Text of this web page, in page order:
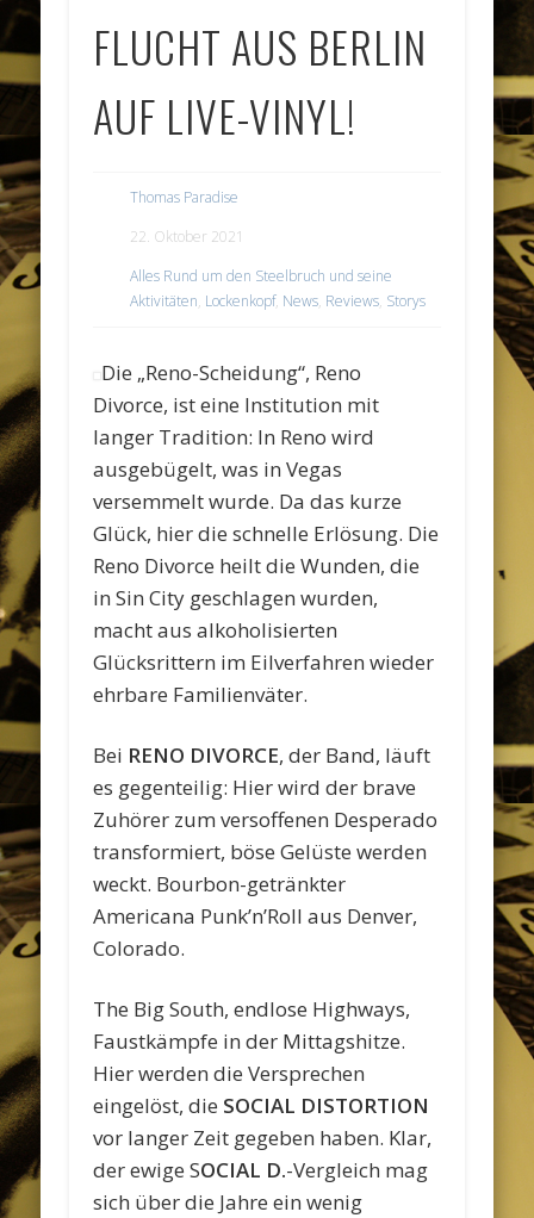
FLUCHT AUS BERLIN
AUF LIVE-VINYL!
Thomas Paradise
22. Oktober 2021
Alles Rund um den Steelbruch und seine
Aktivitäten, Lockenkopf, News, Reviews, Storys
Die „Reno-Scheidung“, Reno
Divorce, ist eine Institution mit
langer Tradition: In Reno wird
ausgebügelt, was in Vegas
versemmelt wurde. Da das kurze
Glück, hier die schnelle Erlösung. Die
Reno Divorce heilt die Wunden, die
in Sin City geschlagen wurden,
macht aus alkoholisierten
Glücksrittern im Eilverfahren wieder
ehrbare Familienväter.
Bei RENO DIVORCE, der Band, läuft
es gegenteilig: Hier wird der brave
Zuhörer zum versoffenen Desperado
transformiert, böse Gelüste werden
weckt. Bourbon-getränkter
Americana Punk’n’Roll aus Denver,
Colorado.
The Big South, endlose Highways,
Faustkämpfe in der Mittagshitze.
Hier werden die Versprechen
eingelöst, die SOCIAL DISTORTION
vor langer Zeit gegeben haben. Klar,
der ewige SOCIAL D.-Vergleich mag
sich über die Jahre ein wenig